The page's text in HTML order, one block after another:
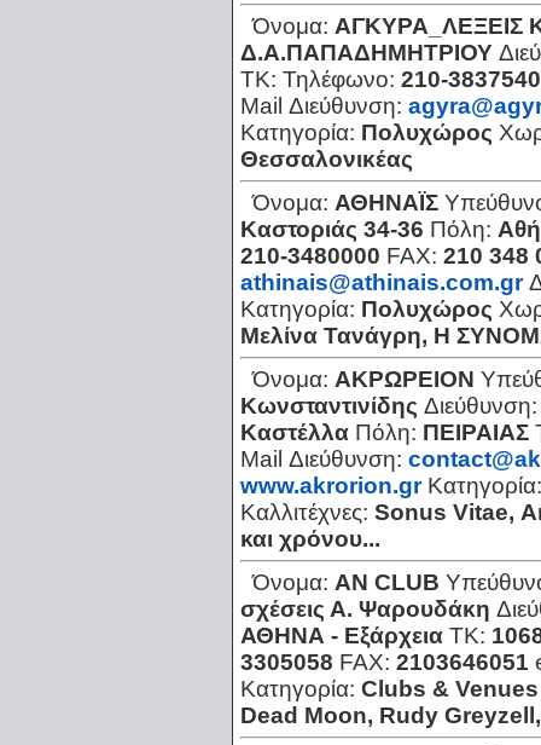
Όνομα: ΑΓΚΥΡΑ_ΛΕΞΕΙΣ
Δ.Α.ΠΑΠΑΔΗΜΗΤΡΙΟΥ
ΤΚ: Τηλέφωνο: 210-
Mail Διεύθυνση:
Κατηγορία: Πολυχώρος
Θεσσαλονικέας
Όνομα: ΑΘΗΝΑΪΣ
Καστοριάς 34-36 Πόλη:
210-3480000 FAX: 210 348
athinais@athinais.com.gr
Κατηγορία: Πολυχώρος
Μελίνα Τανάγρη, Η
Όνομα: ΑΚΡΩΡΕΙΟΝ
Κωνσταντινίδης
Καστέλλα Πόλη: ΠΕΙΡΑΙΑΣ
Mail Διεύθυνση:
www.akrorion.gr
Καλλιτέχνες: Sonus Vitae,
και χρόνου...
Όνομα: ΑΝ CLUB
σχέσεις Α. Ψαρουδάκη
ΑΘΗΝΑ - Εξάρχεια ΤΚ:
3305058 FAX: 2103646051
Κατηγορία: Clubs & Venues
Dead Μoon, Rudy